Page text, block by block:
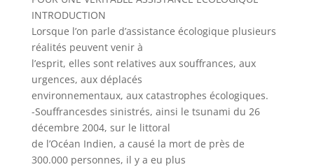
INTRODUCTION
Lorsque l’on parle d’assistance écologique plusieurs
réalités peuvent venir à
l’esprit, elles sont relatives aux souffrances, aux
urgences, aux déplacés
environnementaux, aux catastrophes écologiques.
-Souffrancesdes sinistrés, ainsi le tsunami du 26
décembre 2004, sur le littoral
de l’Océan Indien, a causé la mort de près de
300.000 personnes, il y a eu plus